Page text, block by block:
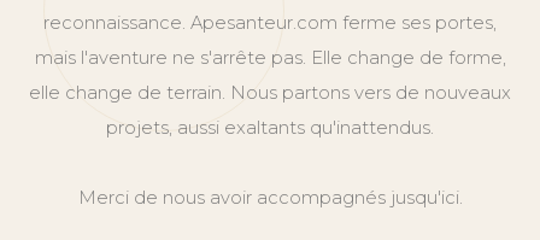
reconnaissance. Apesanteur.com ferme ses portes,
mais l'aventure ne s'arrête pas. Elle change de forme,
elle change de terrain. Nous partons vers de nouveaux
projets, aussi exaltants qu'inattendus.
Merci de nous avoir accompagnés jusqu'ici.